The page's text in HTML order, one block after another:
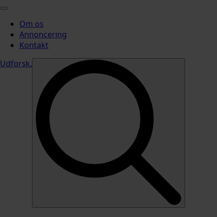
Om os
Annoncering
Kontakt
Udforsk.